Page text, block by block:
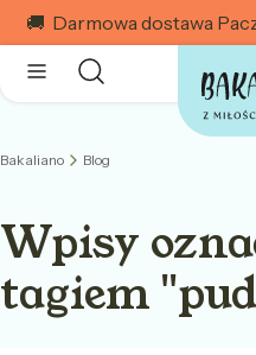
🚚 Darmowa dostawa
Menu Otwórz wyszukiwarkę
Szukaj
Bakaliano Blog
Wpisy
tagiem